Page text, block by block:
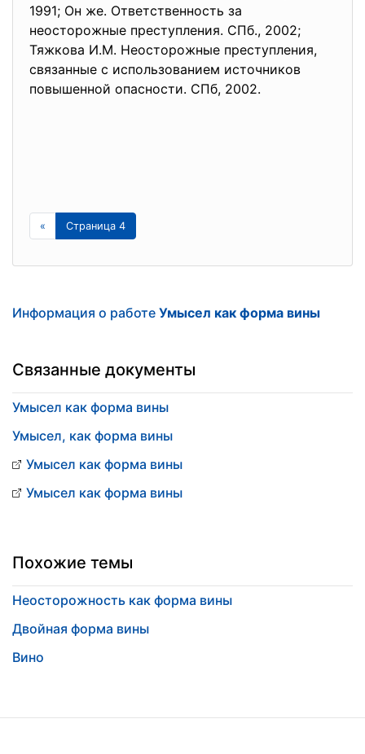
1991; Он же. Ответственность за
неосторожные преступления. СПб., 2002;
Тяжкова И.М. Неосторожные преступления,
связанные с использованием источников
повышенной опасности. СПб, 2002.
« Страница 4
Информация о работе Умысел как форма вины
Связанные документы
Умысел как форма вины
Умысел, как форма вины
Умысел как форма вины
Умысел как форма вины
Похожие темы
Неосторожность как форма вины
Двойная форма вины
Вино